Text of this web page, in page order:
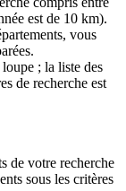
est de 10 km).
vous
; la liste des
de recherche est
de votre recherche
sous les critères